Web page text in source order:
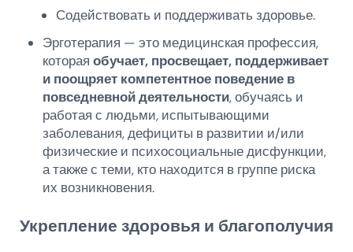
Содействовать и поддерживать здоровье.
Эрготерапия — это медицинская профессия,
котораяобучает, просвещает, поддерживает
и поощряет компетентное поведение в
повседневной деятельности, обучаясь и
работая с людьми, испытывающими
заболевания, дефициты в развитии и/или
физические и психосоциальные дисфункции,
а также с теми, кто находится в группе риска
их возникновения.
Укрепление здоровья и благополучия